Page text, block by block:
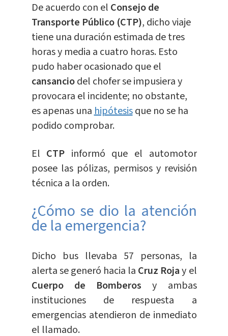
De acuerdo con el Consejo de
Transporte Público (CTP), dicho viaje
tiene una duración estimada de tres
horas y media a cuatro horas. Esto
pudo haber ocasionado que el
cansanciodel chofer se impusiera y
provocara el incidente; no obstante,
es apenas unahipótesisque no se ha
podido comprobar.
El CTP informó que el automotor
posee las pólizas, permisos y revisión
técnica a la orden.
¿Cómo se dio la atención
de la emergencia?
Dicho bus llevaba 57 personas, la
alerta se generó hacia la Cruz Rojay el
Cuerpo de Bomberos y ambas
instituciones de respuesta a
emergencias atendieron de inmediato
el llamado.